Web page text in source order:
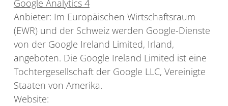
Google Analytics 4
Anbieter: Im Europäischen Wirtschaftsraum
(EWR) und der Schweiz werden Google-Dienste
von der Google Ireland Limited, Irland,
angeboten. Die Google Ireland Limited ist eine
Tochtergesellschaft der Google LLC, Vereinigte
Staaten von Amerika.
Website: